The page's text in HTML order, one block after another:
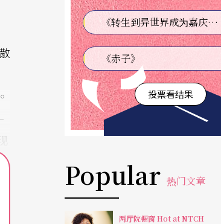
《转生到异世界成为嘉庆君—发现我的祖先是诈骗集团!?》
《赤子》
投票看结果
Popular 热门文章
两厅院橱窗 Hot at NTCH